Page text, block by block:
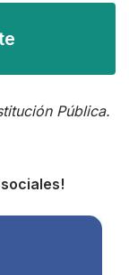
Pública.